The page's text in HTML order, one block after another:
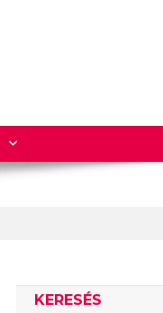
KERESÉS